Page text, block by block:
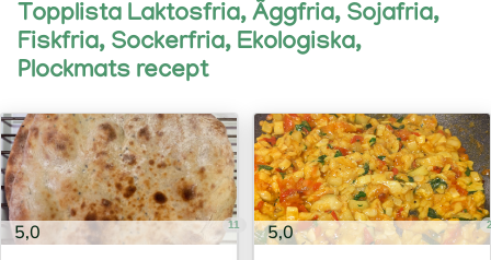
Topplista Laktosfria, Äggfria, Sojafria,
Fiskfria, Sockerfria, Ekologiska,
Plockmats recept
5,0 11 5,0